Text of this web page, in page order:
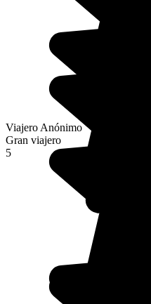
Viajero Anónimo
Gran viajero
5